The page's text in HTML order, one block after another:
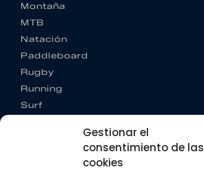
Gestionar el
consentimiento de las
cookies
Montaña
MTB
Natación
Paddleboard
Rugby
Running
Surf
CONTACTO